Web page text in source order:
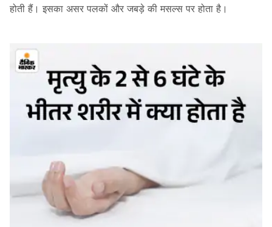
होती हैं। इसका असर पलकों और जबड़े की मसल्स पर होता है।